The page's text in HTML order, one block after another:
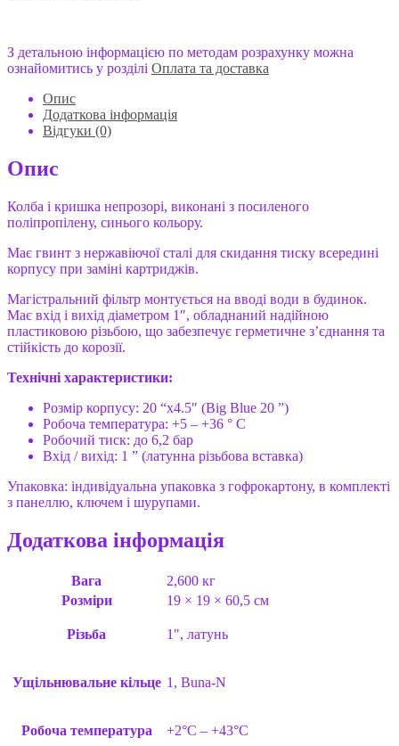
З детальною інформацією по методам розрахунку можна
ознайомитись у розділі Оплата та доставка
Опис
Додаткова інформація
Відгуки (0)
Опис
Колба і кришка непрозорі, виконані з посиленого
поліпропілену, синього кольору.
Має гвинт з нержавіючої сталі для скидання тиску всередині
корпусу при заміні картриджів.
Магістральний фільтр монтується на вводі води в будинок.
Має вхід і вихід діаметром 1″, обладнаний надійною
пластиковою різьбою, що забезпечує герметичне з’єднання та
стійкість до корозії.
Технічні характеристики:
Розмір корпусу: 20 “х4.5″ (Big Blue 20 ”)
Робоча температура: +5 – +36 ° С
Робочий тиск: до 6,2 бар
Вхід / вихід: 1 ” (латунна різьбова вставка)
Упаковка: індивідуальна упаковка з гофрокартону, в комплекті
з панеллю, ключем і шурупами.
Додаткова інформація
Вага
2,600 кг
Розміри
19 × 19 × 60,5 см
Різьба 1", латунь
Ущільнювальне кільце 1, Buna-N
Робоча температура +2°C – +43°C